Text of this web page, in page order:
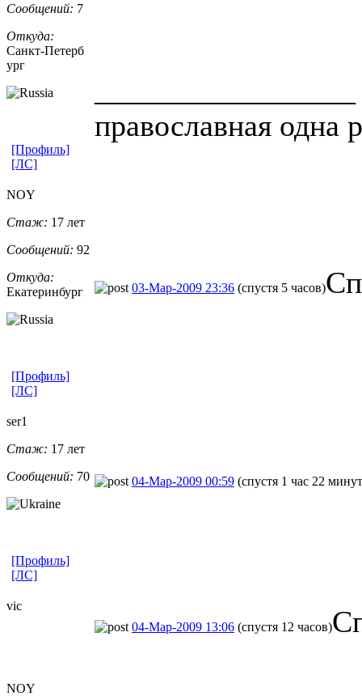
Сообщений: 7
Откуда:
Санкт-Петерб
ург
православная одна
[Профиль]
[ЛС]
NOY
Стаж: 17 лет
Сообщений: 92
Откуда:
Екатеринбург
03-Мар-2009 23:36 (спустя 5 часов)
[Профиль]
[ЛС]
ser1
Стаж: 17 лет
Сообщений: 70 04-Мар-2009 00:59 (спустя 1 час 22
[Профиль]
[ЛС]
vic
04-Мар-2009 13:06 (спустя 12 часов)
NOY